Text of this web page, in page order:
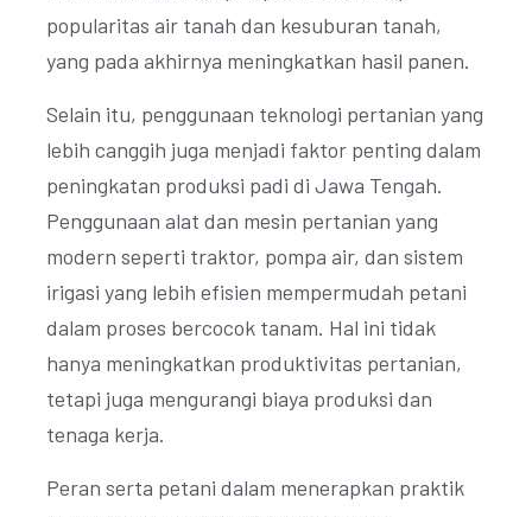
popularitas air tanah dan kesuburan tanah,
yang pada akhirnya meningkatkan hasil panen.
Selain itu, penggunaan teknologi pertanian yang
lebih canggih juga menjadi faktor penting dalam
peningkatan produksi padi di Jawa Tengah.
Penggunaan alat dan mesin pertanian yang
modern seperti traktor, pompa air, dan sistem
irigasi yang lebih efisien mempermudah petani
dalam proses bercocok tanam. Hal ini tidak
hanya meningkatkan produktivitas pertanian,
tetapi juga mengurangi biaya produksi dan
tenaga kerja.
Peran serta petani dalam menerapkan praktik